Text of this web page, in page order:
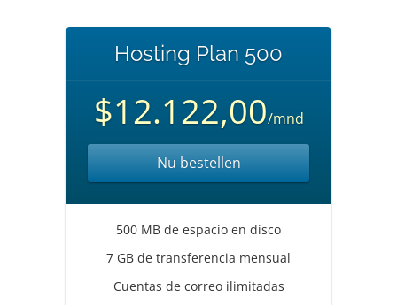
Hosting Plan 500
$12.122,00/mnd
Nu bestellen
500 MB de espacio en disco
7 GB de transferencia mensual
Cuentas de correo ilimitadas